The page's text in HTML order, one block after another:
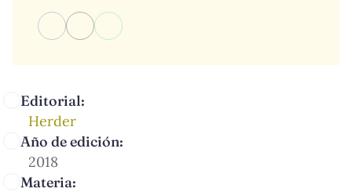
Editorial:
Herder
Año de edición:
2018
Materia: